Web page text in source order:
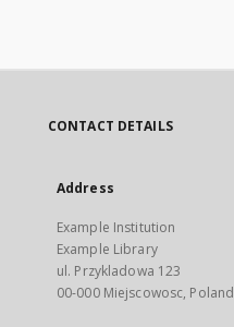
CONTACT DETAILS
Address
Example Institution
Example Library
ul. Przykladowa 123
00-000 Miejscowosc, Poland